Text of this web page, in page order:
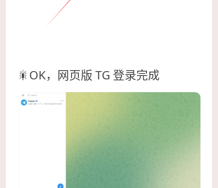
🎇OK，网页版 TG 登录完成